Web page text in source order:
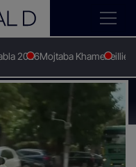
2026Mojtaba KhameneiIlie